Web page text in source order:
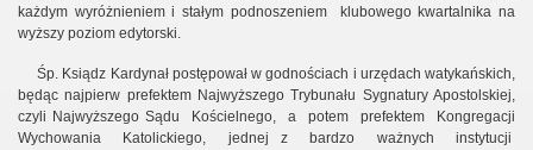
każdym wyróżnieniem i stałym podnoszeniem
klubowego kwartalnika na
wyższy poziom edytorski.
Śp. Ksiądz Kardynał postępował w godnościach i urzędach watykańskich,
będąc najpierw prefektem Najwyższego Trybunału Sygnatury Apostolskiej,
czyli Najwyższego Sądu
Kościelnego, a potem prefektem
Kongregacji
Wychowania
Katolickiego, jednej z bardzo ważnych
instytucji
Klubu